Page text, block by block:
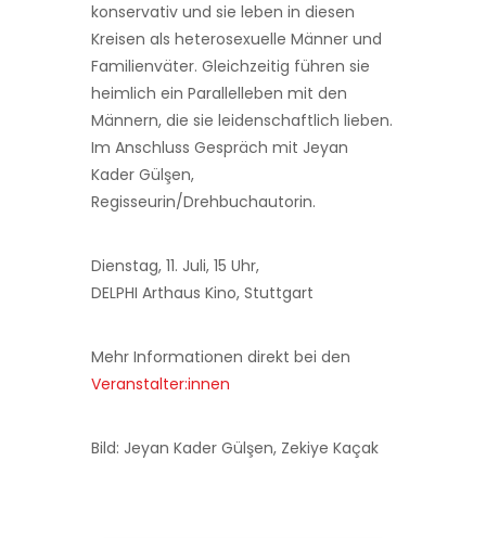
konservativ und sie leben in diesen
Kreisen als heterosexuelle Männer und
Familienväter. Gleichzeitig führen sie
heimlich ein Parallelleben mit den
Männern, die sie leidenschaftlich lieben.
Im Anschluss Gespräch mit Jeyan
Kader Gülşen,
Regisseurin/Drehbuchautorin.
Dienstag, 11. Juli, 15 Uhr,
DELPHI Arthaus Kino, Stuttgart
Mehr Informationen direkt bei den
Veranstalter:innen
Bild: Jeyan Kader Gülşen, Zekiye Kaçak